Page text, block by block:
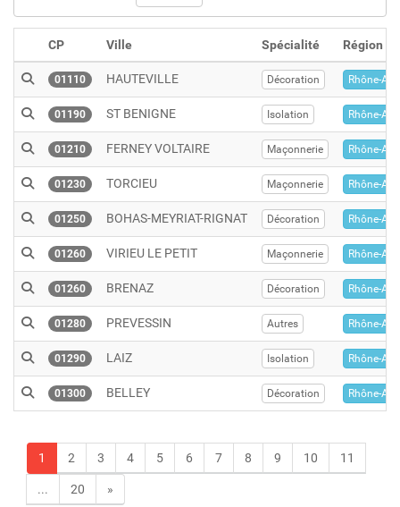
CP Ville Spécialité Région
01110 HAUTEVILLE Décoration Rhône-
01190 ST BENIGNE Isolation Rhône-
01210 FERNEY VOLTAIRE Maçonnerie Rhône-
01230 TORCIEU Maçonnerie Rhône-
01250 BOHAS-MEYRIAT-RIGNAT Décoration Rhône-
01260 VIRIEU LE PETIT Maçonnerie Rhône-
01260 BRENAZ Décoration Rhône-
01280 PREVESSIN Autres Rhône-
01290 LAIZ Isolation Rhône-
01300 BELLEY Décoration Rhône-
1 2 3 4 5 6 7 8 9 10 11
... 20 »